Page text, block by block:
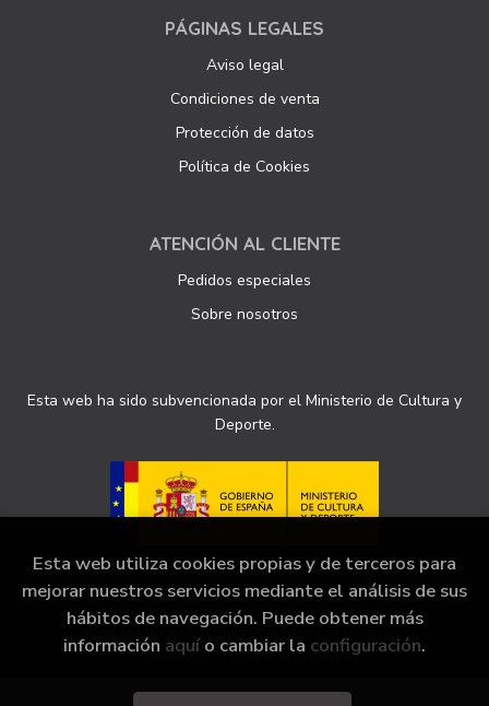
PÁGINAS LEGALES
Aviso legal
Condiciones de venta
Protección de datos
Política de Cookies
ATENCIÓN AL CLIENTE
Pedidos especiales
Sobre nosotros
Esta web ha sido subvencionada por el Ministerio de Cultura y
Deporte.
2026 ©Librería Sinopsis . Todos los Derechos
Reservados |Grupo Trevenque
Esta web utiliza cookies propias y de terceros para
mejorar nuestros servicios mediante el análisis de sus
hábitos de navegación. Puede obtener más
información aquí o cambiar la configuración.